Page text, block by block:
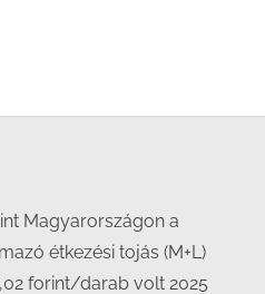
Magyarországon a
étkezési tojás (M+L)
forint/darab volt 2025